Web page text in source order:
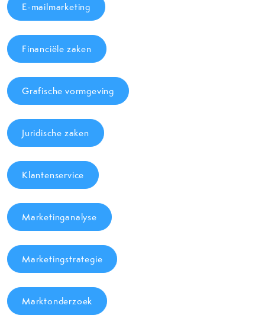
E-mailmarketing
Financiële zaken
Grafische vormgeving
Juridische zaken
Klantenservice
Marketinganalyse
Marketingstrategie
Marktonderzoek